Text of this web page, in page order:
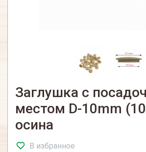
Заглушка с
местом D-10mm
осина
В избранное